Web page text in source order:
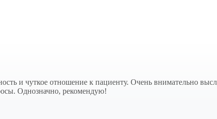
и чуткое отношение к пациенту. Очень внимательно
Однозначно, рекомендую!